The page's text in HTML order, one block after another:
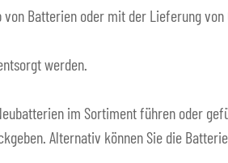
Batterien oder mit der Lieferung
werden.
im Sortiment führen oder
Alternativ können Sie die